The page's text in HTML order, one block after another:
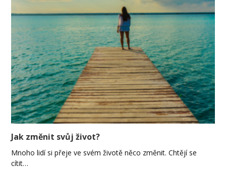
Jak změnit svůj život?
Mnoho lidí si přeje ve svém životě něco změnit. Chtějí se
cítit…